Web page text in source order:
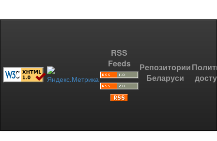
RSS
Feeds
Репозитории
Беларуси